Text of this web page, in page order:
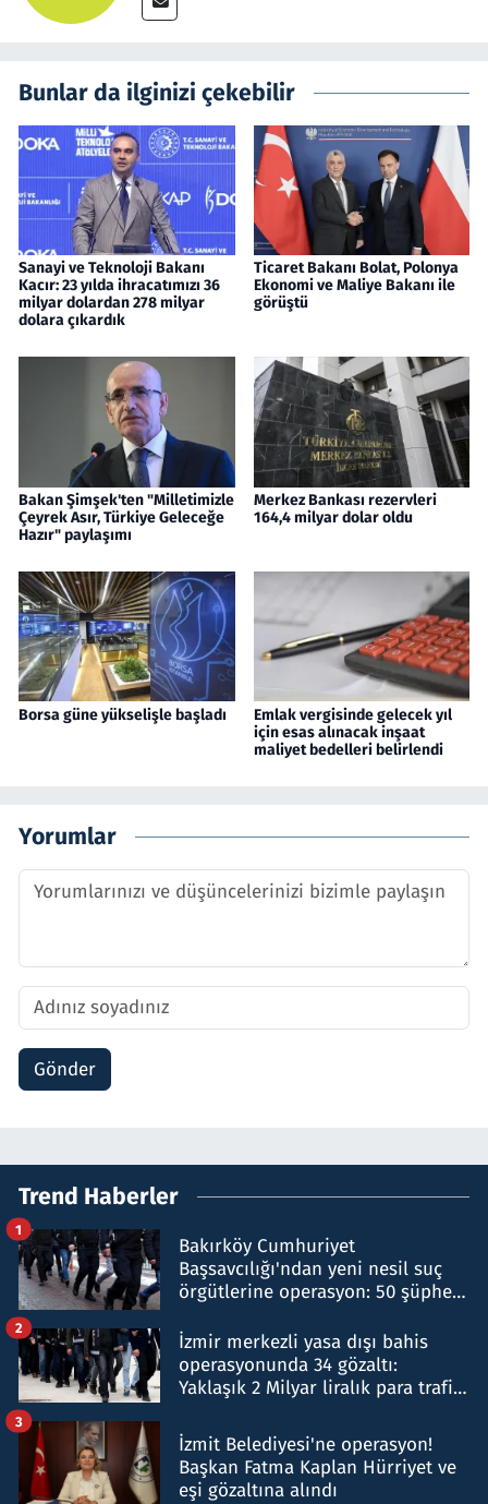
Bunlar da ilginizi çekebilir
Sanayi ve Teknoloji Bakanı
Kacır: 23 yılda ihracatımızı 36
milyar dolardan 278 milyar
dolara çıkardık
Ticaret Bakanı Bolat, Polonya
Ekonomi ve Maliye Bakanı ile
görüştü
Bakan Şimşek'ten "Milletimizle
Çeyrek Asır, Türkiye Geleceğe
Hazır" paylaşımı
Merkez Bankası rezervleri
164,4 milyar dolar oldu
Borsa güne yükselişle başladı
Emlak vergisinde gelecek yıl
için esas alınacak inşaat
maliyet bedelleri belirlendi
Yorumlar
Gönder
Trend Haberler
Bakırköy Cumhuriyet
Başsavcılığı'ndan yeni nesil suç
örgütlerine operasyon: 50 şüpheli
1
İzmir merkezli yasa dışı bahis
operasyonunda 34 gözaltı:
Yaklaşık 2 Milyar liralık para trafiği
2
İzmit Belediyesi'ne operasyon!
Başkan Fatma Kaplan Hürriyet ve
eşi gözaltına alındı
3